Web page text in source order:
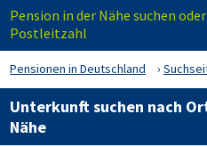
Pension in der Nähe suchen
Postleitzahl
Pensionen in Deutschland
Unterkunft suchen nach
Nähe